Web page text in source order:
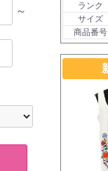
～ ランク
サイズ
商品番号